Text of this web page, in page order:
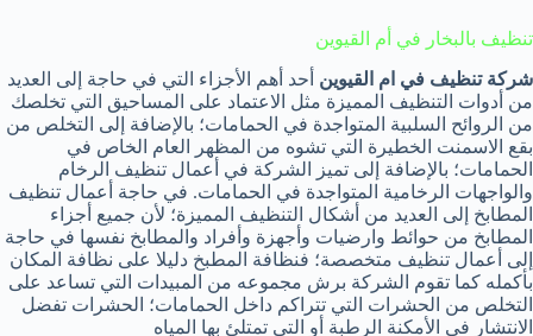
تنظيف بالبخار في أم القيوين
شركة تنظيف في ام القيوين أحد أهم الأجزاء التي في حاجة إلى العديد
من أدوات التنظيف المميزة مثل الاعتماد على المساحيق التي تخلصك
من الروائح السلبية المتواجدة في الحمامات؛ بالإضافة إلى التخلص من
بقع الاسمنت الخطيرة التي تشوه من المظهر العام الخاص في
الحمامات؛ بالإضافة إلى تميز الشركة في أعمال تنظيف الرخام
والواجهات الرخامية المتواجدة في الحمامات. في حاجة أعمال تنظيف
المطابخ إلى العديد من أشكال التنظيف المميزة؛ لأن جميع أجزاء
المطابخ من حوائط وارضيات وأجهزة وأفراد والمطابخ نفسها في حاجة
إلى أعمال تنظيف متخصصة؛ فنظافة المطبخ دليلا على نظافة المكان
بأكمله كما تقوم الشركة برش مجموعه من المبيدات التي تساعد على
التخلص من الحشرات التي تتراكم داخل الحمامات؛ الحشرات تفضل
الانتشار في الأمكنة الرطبة أو التي تمتلئ بها المياه